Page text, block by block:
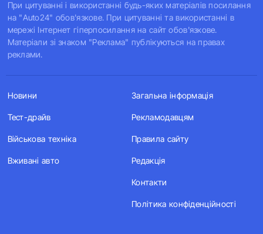
При цитуванні і використанні будь-яких матеріалів посилання
на "Auto24" обов'язкове. При цитуванні та використанні в
мережі Інтернет гіперпосилання на сайт обов'язкове.
Матеріали зі знаком "Реклама" публікуються на правах
реклами.
Новини
Тест-драйв
Військова техніка
Вживані авто
Загальна інформація
Рекламодавцям
Правила сайту
Редакція
Контакти
Політика конфіденційності